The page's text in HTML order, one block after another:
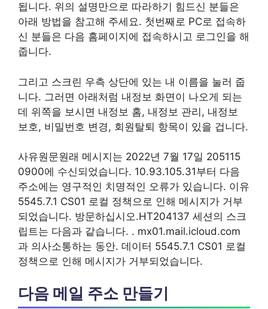
됩니다. 위의 설명만으로 따라하기 힘드신 분들은
아래 방법을 참고해 주세요. 첫번째로 PC로 접속하
신 분들은 다음 홈페이지에 접속하시고 로그인을 해
줍니다.
그리고 스크린 우측 상단에 있는 내 이름을 눌러 줍
니다. 그러면 아래처럼 내정보 화면이 나오게 되는
데 위쪽을 보시면 내정보 홈, 내정보 관리, 내정보
보호, 비밀번호 변경, 회원탈퇴 항목이 있을 겁니다.
사유원문원래 메시지는 2022년 7월 17일 205115
0900에 수신되었습니다. 10.93.105.31부터 다음
주소에는 영구적인 치명적인 오류가 있습니다. 이유
5545.7.1 CS01 로컬 정책으로 인해 메시지가 거부
되었습니다. 방문하십시오.HT204137 세션의 스크
립트는 다음과 같습니다. . mx01.mail.icloud.com
과 의사소통하는 동안. 데이터 5545.7.1 CS01 로컬
정책으로 인해 메시지가 거부되었습니다.
다음 메일 주소 만들기